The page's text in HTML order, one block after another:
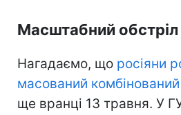
Масштабний обстріл
Нагадаємо, що росіяни
масований
ще вранці 13 травня. У